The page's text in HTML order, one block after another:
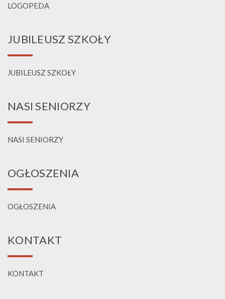
LOGOPEDA
JUBILEUSZ SZKOŁY
JUBILEUSZ SZKOŁY
NASI SENIORZY
NASI SENIORZY
OGŁOSZENIA
OGŁOSZENIA
KONTAKT
KONTAKT